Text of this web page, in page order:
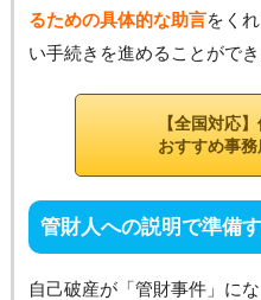
るための具体的な助言をく
い手続きを進めることができ
【全国対応
おすすめ事
管財人への説明で準備
自己破産が「管財事件」に